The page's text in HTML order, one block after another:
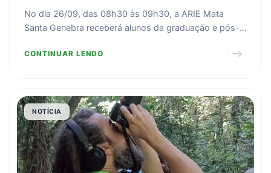
graduação da UNICAMP
No dia 26/09, das 08h30 às 09h30, a ARIE Mata
Santa Genebra receberá alunos da graduação e pós-
CONTINUAR LENDO
NOTÍCIA